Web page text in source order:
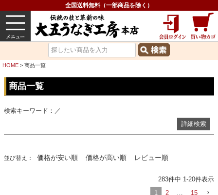
全国送料無料（一部商品を除く）
うなぎ 内祝い グルメ
HOME 商品一覧
商品一覧
検索キーワード：／
詳細検索
ギフト対応商品を探す（化粧箱付）
検索結果に在庫切れ商品を表示しない
並び順
価格が安い順
価格が高い順
レビュー順
キーワードヒット順
検索
並び替え 価格が安い順 価格が高い順 レビュー順
283件中 1-20件表示
1
2 … 15